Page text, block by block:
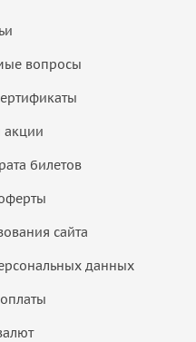
вопросы
акции
билетов
сайта
данных